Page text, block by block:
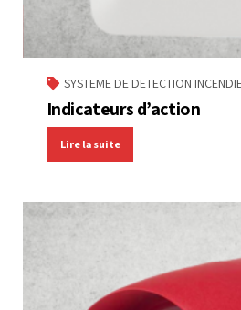
SYSTEME DE DETECTION
Indicateurs d’action
Lire la suite